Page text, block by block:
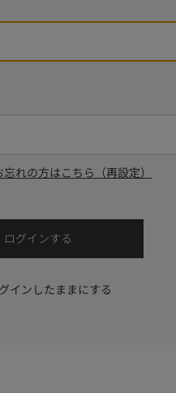
れの方はこちら（再設定）
インしたままにする